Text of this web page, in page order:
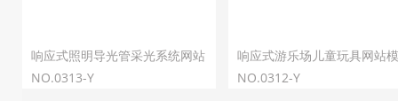
响应式照明导光管采光系统网站
模板
NO.0313-Y
响应式游乐场儿童玩具网站
NO.0312-Y